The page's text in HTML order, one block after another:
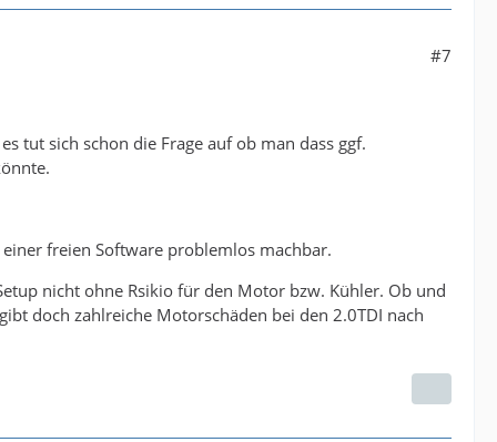
#7
tut sich schon die Frage auf ob man dass ggf.
freien Software problemlos machbar.
nicht ohne Rsikio für den Motor bzw. Kühler. Ob und
doch zahlreiche Motorschäden bei den 2.0TDI nach